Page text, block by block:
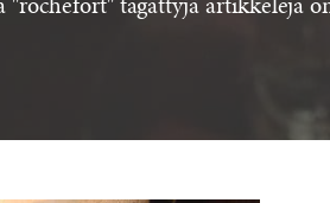
"rochefort" tägättyjä artikkeleja